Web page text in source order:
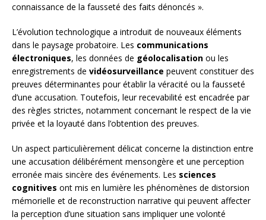
connaissance de la fausseté des faits dénoncés ».
L’évolution technologique a introduit de nouveaux éléments
dans le paysage probatoire. Les communications
électroniques, les données de géolocalisation ou les
enregistrements de vidéosurveillance peuvent constituer des
preuves déterminantes pour établir la véracité ou la fausseté
d’une accusation. Toutefois, leur recevabilité est encadrée par
des règles strictes, notamment concernant le respect de la vie
privée et la loyauté dans l’obtention des preuves.
Un aspect particulièrement délicat concerne la distinction entre
une accusation délibérément mensongère et une perception
erronée mais sincère des événements. Les sciences
cognitives ont mis en lumière les phénomènes de distorsion
mémorielle et de reconstruction narrative qui peuvent affecter
la perception d’une situation sans impliquer une volonté